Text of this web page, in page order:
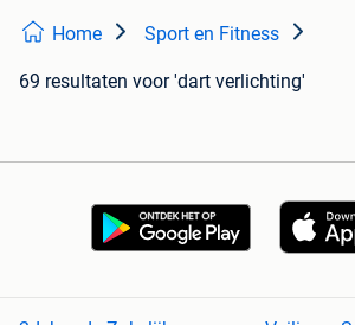
Home Sport en Fitness
69 resultaten voor 'dart verlichting'